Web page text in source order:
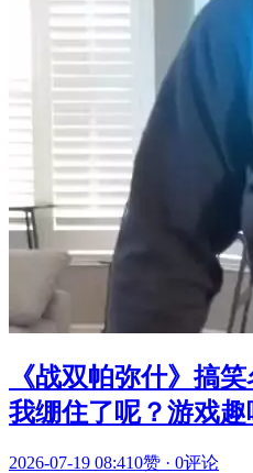
《战双帕弥什》搞
我绷住了呢？游戏
2026-07-19 08:410赞 · 0评论